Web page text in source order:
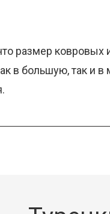
размер
в большую, так и